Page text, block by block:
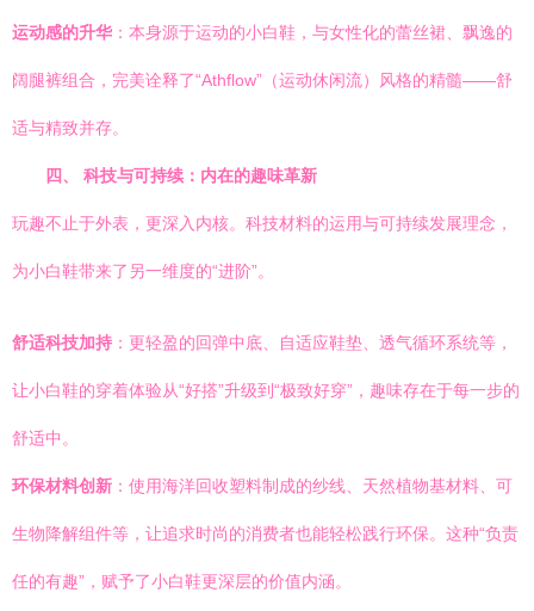
运动感的升华 ：本身源于运动的小白鞋，与女性化的蕾丝裙、飘逸的
阔腿裤组合，完美诠释了“Athflow”（运动休闲流）风格的精髓——舒
适与精致并存。
四、 科技与可持续：内在的趣味革新
玩趣不止于外表，更深入内核。科技材料的运用与可持续发展理念，
为小白鞋带来了另一维度的“进阶”。
舒适科技加持 ：更轻盈的回弹中底、自适应鞋垫、透气循环系统等，
让小白鞋的穿着体验从“好搭”升级到“极致好穿”，趣味存在于每一步的
舒适中。
环保材料创新 ：使用海洋回收塑料制成的纱线、天然植物基材料、可
生物降解组件等，让追求时尚的消费者也能轻松践行环保。这种“负责
任的有趣”，赋予了小白鞋更深层的价值内涵。